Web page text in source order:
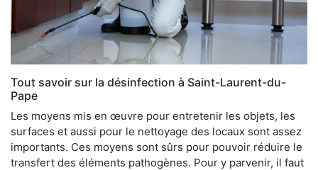
Tout savoir sur la désinfection à Saint-Laurent-du-
Pape
Les moyens mis en œuvre pour entretenir les objets, les
surfaces et aussi pour le nettoyage des locaux sont assez
importants. Ces moyens sont sûrs pour pouvoir réduire le
transfert des éléments pathogènes. Pour y parvenir, il faut